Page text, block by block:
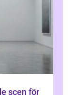
scen för